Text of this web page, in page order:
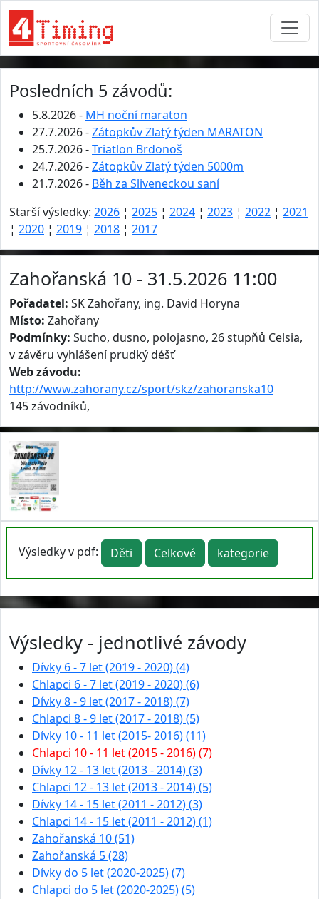
Posledních 5 závodů:
5.8.2026 - MH noční maraton
27.7.2026 -Zátopkův Zlatý týden MARATON
25.7.2026 -Triatlon Brdonoš
24.7.2026 -Zátopkův Zlatý týden 5000m
21.7.2026 - Běh za Sliveneckou saní
Starší výsledky: 2026 ¦ 2025 ¦ 2024 ¦ 2023 ¦ 2022 ¦ 2021
¦ 2020 ¦ 2019 ¦ 2018 ¦ 2017
Zahořanská 10 - 31.5.2026 11:00
Pořadatel: SK Zahořany, ing. David Horyna
Místo: Zahořany
Podmínky: Sucho, dusno, polojasno, 26 stupňů Celsia,
v závěru vyhlášení prudký déšť
Web závodu:
http://www.zahorany.cz/sport/skz/zahoranska10
145 závodníků,
Výsledky v pdf: Děti Celkové kategorie
Výsledky - jednotlivé závody
Dívky 6 - 7 let (2019 - 2020) (4)
Chlapci 6 - 7 let (2019 - 2020) (6)
Dívky 8 - 9 let (2017 - 2018) (7)
Chlapci 8 - 9 let (2017 - 2018) (5)
Dívky 10 - 11 let (2015- 2016) (11)
Chlapci 10 - 11 let (2015 - 2016) (7)
Dívky 12 - 13 let (2013 - 2014) (3)
Chlapci 12 - 13 let (2013 - 2014) (5)
Dívky 14 - 15 let (2011 - 2012) (3)
Chlapci 14 - 15 let (2011 - 2012) (1)
Zahořanská 10 (51)
Zahořanská 5 (28)
Dívky do 5 let (2020-2025) (7)
Chlapci do 5 let (2020-2025) (5)